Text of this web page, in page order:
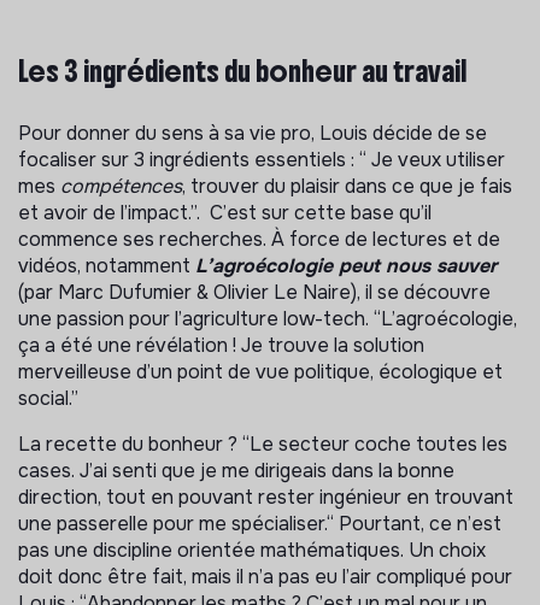
Les 3 ingrédients du bonheur au travail
Pour donner du sens à sa vie pro, Louis décide de se
focaliser sur 3 ingrédients essentiels : “ Je veux utiliser
mes compétences, trouver du plaisir dans ce que je fais
et avoir de l’impact.”. C’est sur cette base qu’il
commence ses recherches. À force de lectures et de
vidéos, notamment L’agroécologie peut nous sauver
(par Marc Dufumier & Olivier Le Naire), il se découvre
une passion pour l’agriculture low-tech. “L’agroécologie,
ça a été une révélation ! Je trouve la solution
merveilleuse d’un point de vue politique, écologique et
social.”
La recette du bonheur ? “Le secteur coche toutes les
cases. J’ai senti que je me dirigeais dans la bonne
direction, tout en pouvant rester ingénieur en trouvant
une passerelle pour me spécialiser.“ Pourtant, ce n’est
pas une discipline orientée mathématiques. Un choix
doit donc être fait, mais il n’a pas eu l’air compliqué pour